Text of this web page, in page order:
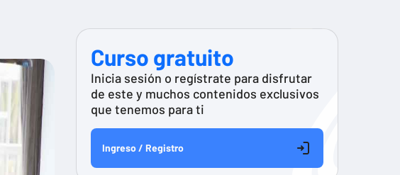
Curso gratuito
Inicia sesión o regístrate para disfrutar
de este y muchos contenidos exclusivos
que tenemos para ti
Ingreso / Registro